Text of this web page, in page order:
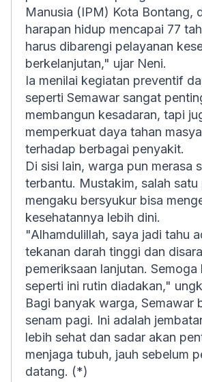
Manusia (IPM) Kota Bontang,
harapan hidup mencapai 77
harus dibarengi pelayanan
berkelanjutan," ujar Neni.
Ia menilai kegiatan preventif
seperti Semawar sangat
membangun kesadaran, tapi
memperkuat daya tahan
terhadap berbagai penyakit.
Di sisi lain, warga pun merasa
terbantu. Mustakim, salah satu
mengaku bersyukur bisa
kesehatannya lebih dini.
"Alhamdulillah, saya jadi tahu
tekanan darah tinggi dan
pemeriksaan lanjutan. Semoga
seperti ini rutin diadakan,"
Bagi banyak warga, Semawar
senam pagi. Ini adalah
lebih sehat dan sadar akan
menjaga tubuh, jauh sebelum
datang. (*)